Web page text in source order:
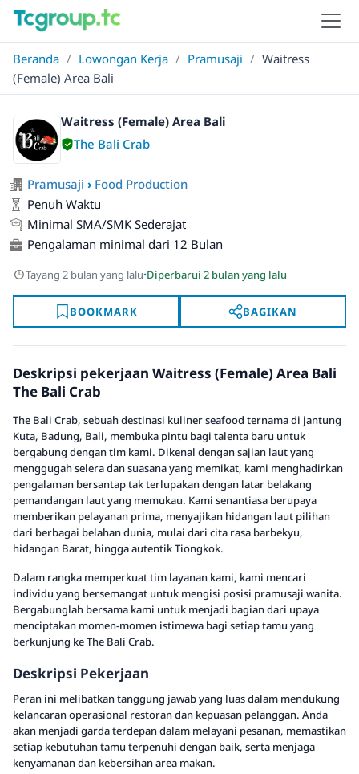
Beranda / Lowongan Kerja / Pramusaji / Waitress
(Female) Area Bali
Waitress (Female) Area Bali
The Bali Crab
Pramusaji › Food Production
Penuh Waktu
Minimal SMA/SMK Sederajat
Pengalaman minimal dari 12 Bulan
Tayang 2 bulan yang lalu·Diperbarui 2 bulan yang lalu
BOOKMARK BAGIKAN
Deskripsi pekerjaan Waitress (Female) Area Bali
The Bali Crab
The Bali Crab, sebuah destinasi kuliner seafood ternama di jantung
Kuta, Badung, Bali, membuka pintu bagi talenta baru untuk
bergabung dengan tim kami. Dikenal dengan sajian laut yang
menggugah selera dan suasana yang memikat, kami menghadirkan
pengalaman bersantap tak terlupakan dengan latar belakang
pemandangan laut yang memukau. Kami senantiasa berupaya
memberikan pelayanan prima, menyajikan hidangan laut pilihan
dari berbagai belahan dunia, mulai dari cita rasa barbekyu,
hidangan Barat, hingga autentik Tiongkok.
Dalam rangka memperkuat tim layanan kami, kami mencari
individu yang bersemangat untuk mengisi posisi pramusaji wanita.
Bergabunglah bersama kami untuk menjadi bagian dari upaya
menciptakan momen-momen istimewa bagi setiap tamu yang
berkunjung ke The Bali Crab.
Deskripsi Pekerjaan
Peran ini melibatkan tanggung jawab yang luas dalam mendukung
kelancaran operasional restoran dan kepuasan pelanggan. Anda
akan menjadi garda terdepan dalam melayani pesanan, memastikan
setiap kebutuhan tamu terpenuhi dengan baik, serta menjaga
kenyamanan dan kebersihan area makan.